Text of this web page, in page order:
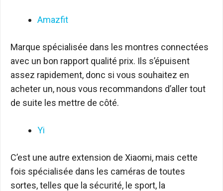
Amazfit
Marque spécialisée dans les montres connectées
avec un bon rapport qualité prix. Ils s’épuisent
assez rapidement, donc si vous souhaitez en
acheter un, nous vous recommandons d’aller tout
de suite les mettre de côté.
Yi
C’est une autre extension de Xiaomi, mais cette
fois spécialisée dans les caméras de toutes
sortes, telles que la sécurité, le sport, la